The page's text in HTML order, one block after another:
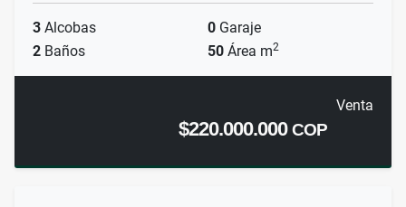
3 Alcobas 0 Garaje
2 Baños 50 Área m2
Venta
$220.000.000COP